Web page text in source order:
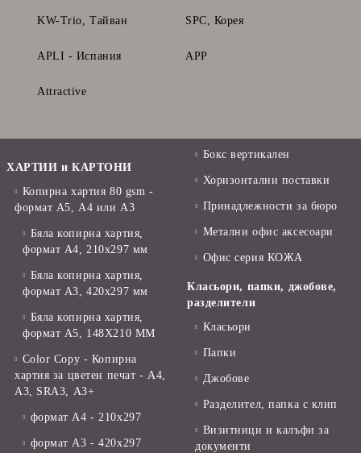
KW-Trio, Тайван SPC, Корея
APLI - Испания APP
Attractive
ХАРТИИ и КАРТОНИ
Копирна хартия 80 gsm -
формат А5, А4 или А3
Бяла копирна хартия,
формат А4, 210x297 мм
Бяла копирна хартия,
формат А3, 420x297 мм
Бяла копирна хартия,
формат А5, 148X210 ММ
Color Copy - Копирна
хартия за цветен печат - А4,
А3, SRA3, А3+
формат А4 - 210x297
формат А3 - 420x297
Бокс вертикален
Хоризонтални поставки
Принадлежности за бюро
Метални офис аксесоари
Офис серия КОЖА
Класьори, папки, джобове,
разделители
Класьори
Папки
Джобове
Разделител, папка с клип
Визитници и калъфи за
документи